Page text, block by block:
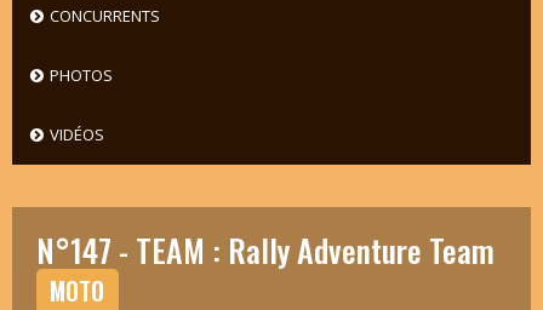
CONCURRENTS
PHOTOS
VIDÉOS
N°147 - TEAM : Rally Adventure Team
MOTO